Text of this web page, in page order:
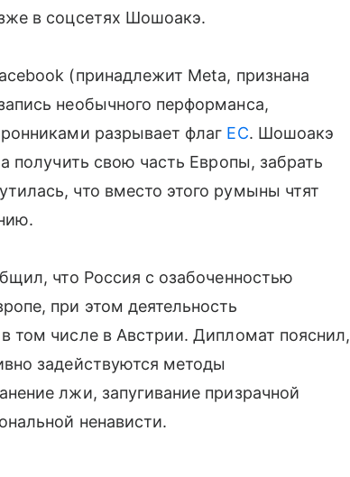
в соцсетях Шошоакэ.
(принадлежит Meta, признана
необычного перформанса,
разрывает флаг ЕС. Шошоакэ
получить свою часть Европы, забрать
что вместо этого румыны чтят
что Россия с озабоченностью
при этом деятельность
том числе в Австрии. Дипломат пояснил,
задействуются методы
лжи, запугивание призрачной
ненависти.